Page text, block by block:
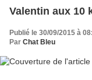
Valentin aux 10
Publié le 30/09/2015 à
Par Chat Bleu